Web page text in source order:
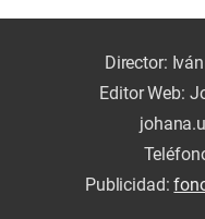
Director:
Editor Web:
Publicidad: